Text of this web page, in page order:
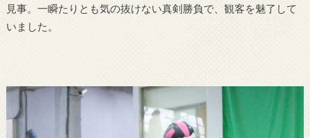
見事。一瞬たりとも気の抜けない真剣勝負で、観客を魅了して
いました。